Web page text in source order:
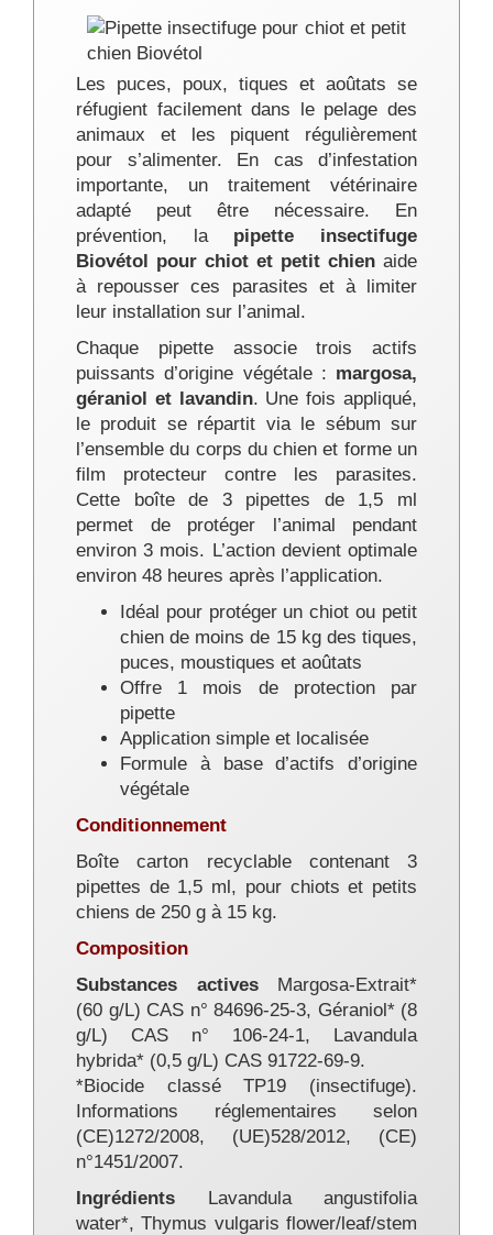
Les puces, poux, tiques et aoûtats se
réfugient facilement dans le pelage des
animaux et les piquent régulièrement
pour s’alimenter. En cas d’infestation
importante, un traitement vétérinaire
adapté peut être nécessaire. En
prévention, la pipette insectifuge
Biovétol pour chiot et petit chien aide
à repousser ces parasites et à limiter
leur installation sur l’animal.
Chaque pipette associe trois actifs
puissants d’origine végétale : margosa,
géraniol et lavandin. Une fois appliqué,
le produit se répartit via le sébum sur
l’ensemble du corps du chien et forme un
film protecteur contre les parasites.
Cette boîte de 3 pipettes de 1,5 ml
permet de protéger l’animal pendant
environ 3 mois. L’action devient optimale
environ 48 heures après l’application.
Idéal pour protéger un chiot ou petit
chien de moins de 15 kg des tiques,
puces, moustiques et aoûtats
Offre 1 mois de protection par
pipette
Application simple et localisée
Formule à base d’actifs d’origine
végétale
Conditionnement
Boîte carton recyclable contenant 3
pipettes de 1,5 ml, pour chiots et petits
chiens de 250 g à 15 kg.
Composition
Substances activesMargosa-Extrait*
(60 g/L) CAS n° 84696-25-3, Géraniol* (8
g/L) CAS n° 106-24-1, Lavandula
hybrida* (0,5 g/L) CAS 91722-69-9.
*Biocide classé TP19 (insectifuge).
Informations réglementaires selon
(CE)1272/2008, (UE)528/2012, (CE)
n°1451/2007.
Ingrédients Lavandula angustifolia
water*, Thymus vulgaris flower/leaf/stem